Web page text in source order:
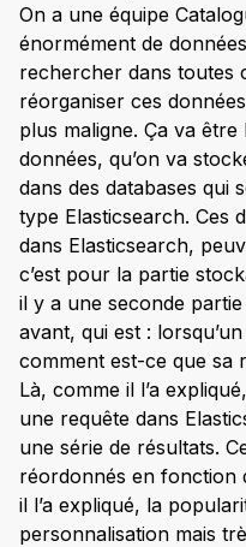
On a une équipe
énormément de
rechercher dans toutes
réorganiser ces
plus maligne. Ça va
données, qu’on va
dans des databases qui
type Elasticsearch. Ces
dans Elasticsearch,
c’est pour la partie
il y a une seconde
avant, qui est :
comment est-ce que sa
Là, comme il l’a
une requête dans
une série de résultats.
réordonnés en fonction
il l’a expliqué, la
personnalisation mais